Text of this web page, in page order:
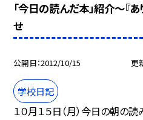
「今日の読んだ本」紹介〜『
せ
公開日 2012/10/15 更
学校日記
１０月１５日（月）今日の朝の読